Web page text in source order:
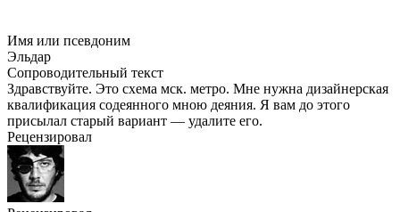
Имя или псевдоним
Эльдар
Сопроводительный текст
Здравствуйте. Это схема мск. метро. Мне нужна дизайнерская
квалификация содеянного мною деяния. Я вам до этого
присылал старый вариант — удалите его.
Рецензировал